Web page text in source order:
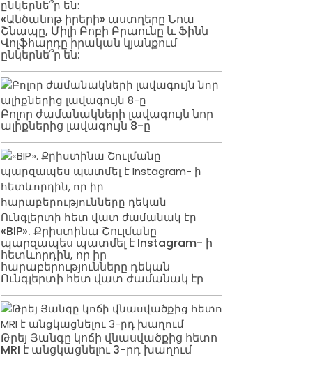
«Անծանոթ իրերի» աստղերը Նոա
Շնապը, Միլի Բոբի Բրաունը և Ֆինն
Վոլֆհարդը իրական կյանքում
ընկերնե՞ր են:
Բոլոր ժամանակների լավագույն նոր
ալիքներից լավագույն 8-ը
«BIP». Քրիստինա Շուլմանը
պարզապես պատմել է Instagram- ի
հետևորդին, որ իր
հարաբերությունները դեկան
Ունգլերտի հետ վատ ժամանակ էր
Թրեյ Յանգը կոճի վնասվածքից հետո
MRI է անցկացնելու 3-րդ խաղում